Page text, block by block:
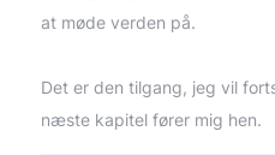
at møde verden på.
Det er den tilgang, jeg vil
næste kapitel fører mig hen.